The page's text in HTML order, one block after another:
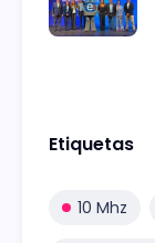
Etiquetas
10 Mhz